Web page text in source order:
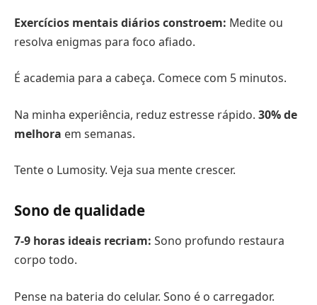
Exercícios mentais diários constroem: Medite ou
resolva enigmas para foco afiado.
É academia para a cabeça. Comece com 5 minutos.
Na minha experiência, reduz estresse rápido. 30% de
melhora em semanas.
Tente o Lumosity. Veja sua mente crescer.
Sono de qualidade
7-9 horas ideais recriam: Sono profundo restaura
corpo todo.
Pense na bateria do celular. Sono é o carregador.